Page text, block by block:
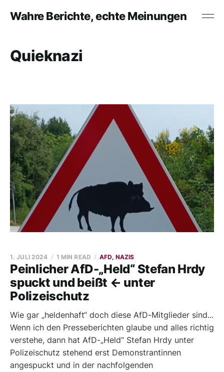
Wahre Berichte, echte Meinungen
Quieknazi
Peinlicher AfD-„Held“ Stefan Hrdy
spuckt und beißt ← unter
Polizeischutz
1. JULI 2024 1 MIN READ AFD, NAZIS
Wie gar „heldenhaft“ doch diese AfD-Mitglieder sind...
Wenn ich den Presseberichten glaube und alles richtig
verstehe, dann hat AfD-„Held“ Stefan Hrdy unter
Polizeischutz stehend erst Demonstrantinnen
angespuckt und in der nachfolgenden